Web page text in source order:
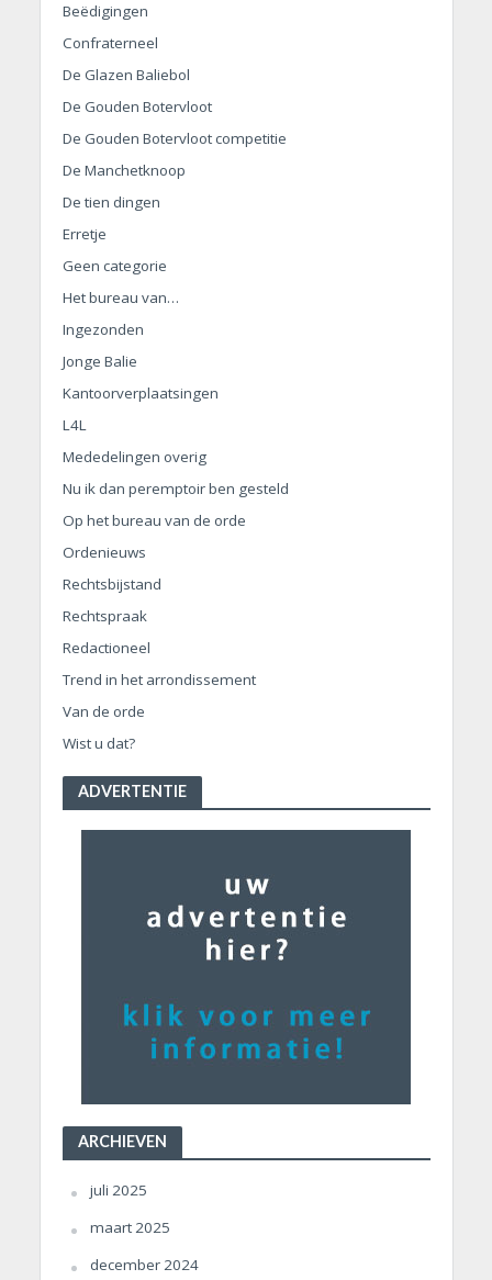
Beëdigingen
Confraterneel
De Glazen Baliebol
De Gouden Botervloot
De Gouden Botervloot competitie
De Manchetknoop
De tien dingen
Erretje
Geen categorie
Het bureau van…
Ingezonden
Jonge Balie
Kantoorverplaatsingen
L4L
Mededelingen overig
Nu ik dan peremptoir ben gesteld
Op het bureau van de orde
Ordenieuws
Rechtsbijstand
Rechtspraak
Redactioneel
Trend in het arrondissement
Van de orde
Wist u dat?
ADVERTENTIE
ARCHIEVEN
juli 2025
maart 2025
december 2024